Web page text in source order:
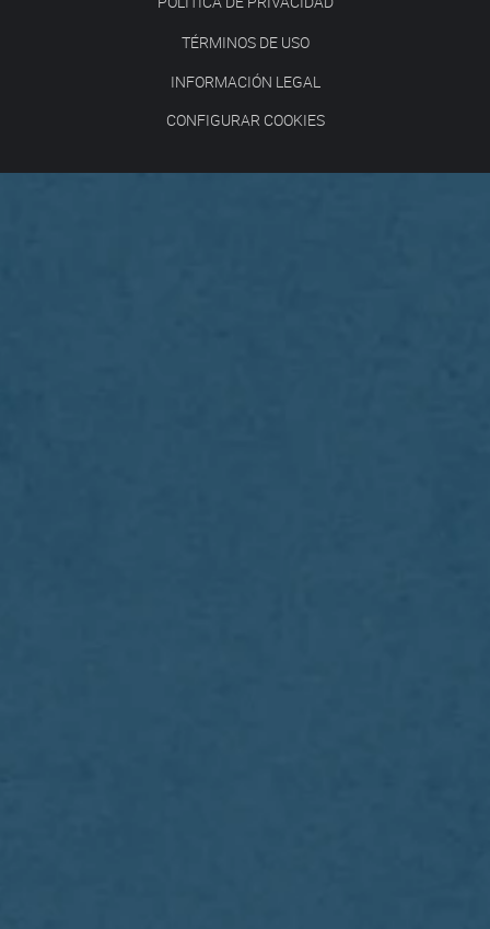
TÉRMINOS DE USO
INFORMACIÓN LEGAL
CONFIGURAR COOKIES